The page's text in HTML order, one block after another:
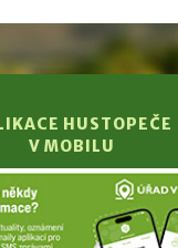
HUSTOPEČE
V MOBILU